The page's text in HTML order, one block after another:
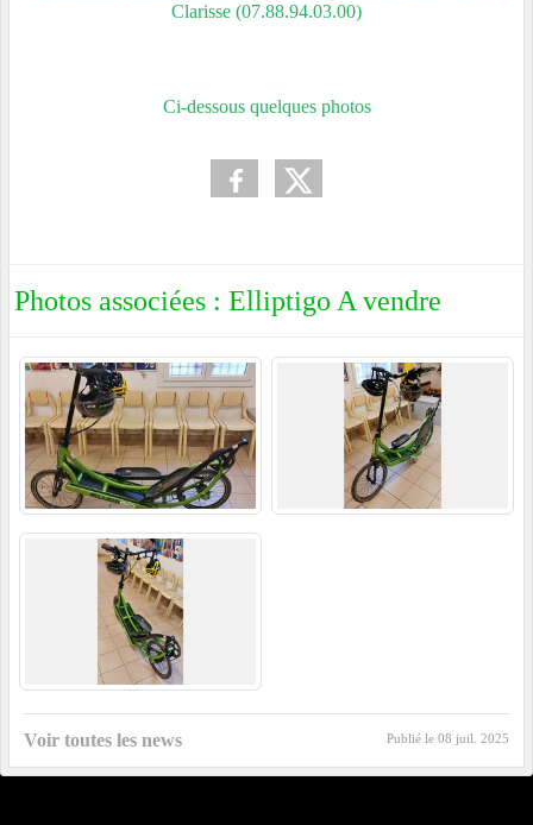
Clarisse (07.88.94.03.00)
Ci-dessous quelques photos
Photos associées : Elliptigo A vendre
Voir toutes les news Publié le 08 juil. 2025